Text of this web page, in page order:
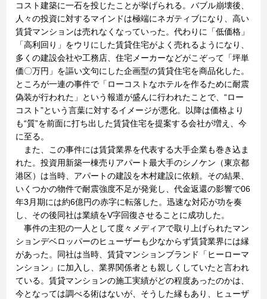
コスト建築に一石を投じたことが挙げられる。バブル崩壊後、
人々の投資に対するマインドは極端にネガティブになり、高い
賃貸マンションは売れなくなっていった。代わりに「低価格」
「高利回り」をウリにした賃貸住宅がよく売れるようになり、
多くの建設会社や工務店、住宅メーカーなどがこぞって「坪単
価〇万円」を謳い文句にした企画型の賃貸住宅を商品化した。
ところが一連の事件で「ローコストなホテルを作るために耐震
偽装が行われた」という報道が盛んに行われたことで、“ロー
コスト”という言葉に対するイメージが悪化。以降は価格より
も“質”を前面に打ち出した賃貸住宅を提案する会社が増え、今
に至る。
また、この事件には賃貸業界を代表する大手企業も巻き込ま
れた。投資用新築一棟売りアパート最大手のシノケン（東京都
港区）は当時、アパートの建設を木村建設に依頼。その結果、
いくつかの物件で耐震強度不足が発覚し、代金返還の影響で06
年3月期には約6億円の赤字に転落した。迅速な対応が功を奏
し、その後同社は業績をV字回復させることに成功した。
事件の主犯の一人として度々メディアで取り上げられたマン
ションデベロッパーのヒューザーも少なからず賃貸業界には縁
があった。同社は当時、賃貸マンションブランド「ヒーローマ
ンション」に加入し、業界関係者とも親しくしていたと言われ
ている。賃貸マンションの施工実績がどの程度あったのかは、
今となっては調べる術はないが、そうした縁もあり、ヒューザ